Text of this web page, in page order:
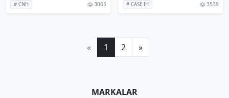
# CNH 3065 # CASE IH 3539
« 1 2 »
MARKALAR